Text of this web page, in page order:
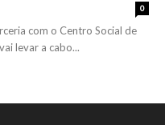
0
com o Centro Social de
levar a cabo...